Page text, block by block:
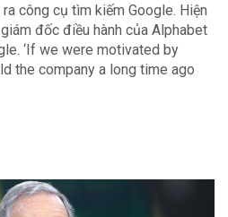
công cụ tìm kiếm Google. Hiện
đốc điều hành của Alphabet
‘If we were motivated by
the company a long time ago